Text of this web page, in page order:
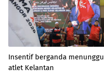
Insentif berganda menunggu
atlet Kelantan